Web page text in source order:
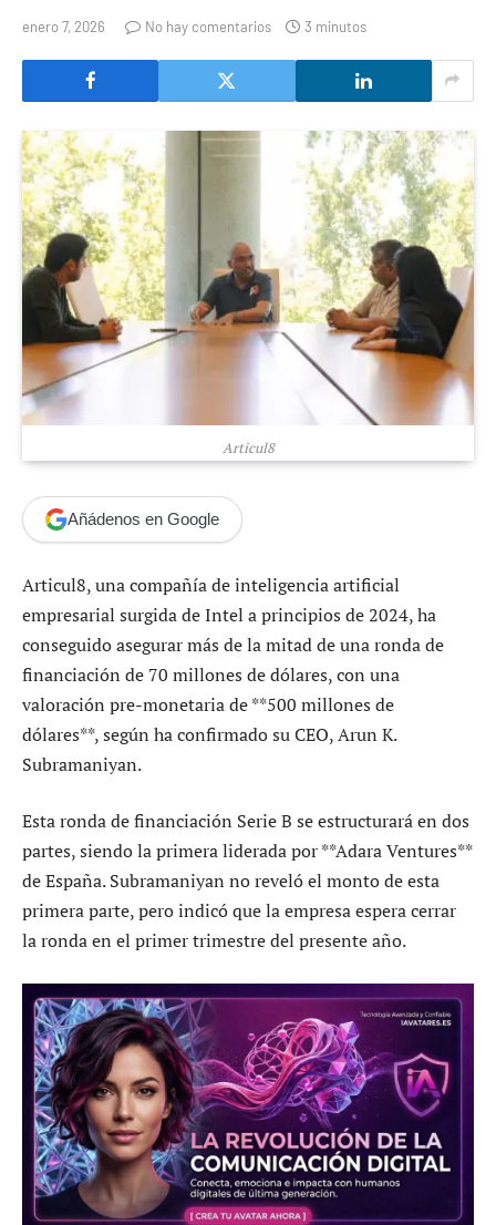
enero 7, 2026 No hay comentarios 3 minutos
Articul8
Añádenos en Google
Articul8, una compañía de inteligencia artificial
empresarial surgida de Intel a principios de 2024, ha
conseguido asegurar más de la mitad de una ronda de
financiación de 70 millones de dólares, con una
valoración pre-monetaria de **500 millones de
dólares**, según ha confirmado su CEO, Arun K.
Subramaniyan.
Esta ronda de financiación Serie B se estructurará en dos
partes, siendo la primera liderada por **Adara Ventures**
de España. Subramaniyan no reveló el monto de esta
primera parte, pero indicó que la empresa espera cerrar
la ronda en el primer trimestre del presente año.